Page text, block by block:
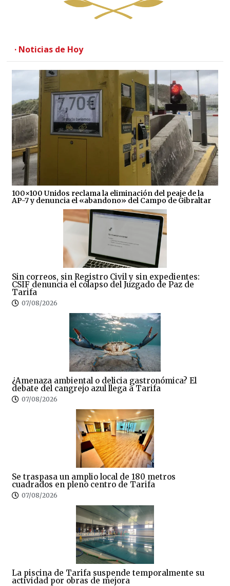
· Noticias de Hoy
100×100 Unidos reclama la eliminación del peaje de la
AP-7 y denuncia el «abandono» del Campo de Gibraltar
Sin correos, sin Registro Civil y sin expedientes:
CSIF denuncia el colapso del Juzgado de Paz de
Tarifa
07/08/2026
¿Amenaza ambiental o delicia gastronómica? El
debate del cangrejo azul llega a Tarifa
07/08/2026
Se traspasa un amplio local de 180 metros
cuadrados en pleno centro de Tarifa
07/08/2026
La piscina de Tarifa suspende temporalmente su
actividad por obras de mejora